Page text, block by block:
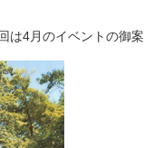
は4月のイベントの御